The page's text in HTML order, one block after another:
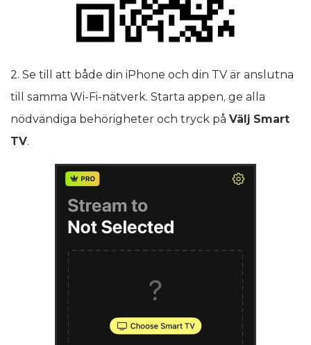
2. Se till att både din iPhone och din TV är anslutna
till samma Wi‑Fi-nätverk. Starta appen, ge alla
nödvändiga behörigheter och tryck på Välj Smart
TV.